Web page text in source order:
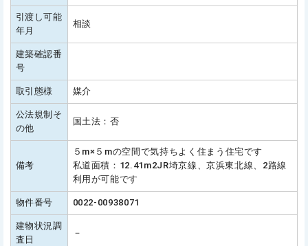
引渡し可能
年月
相談
建築確認番
号
取引態様 媒介
公法規制そ
の他
国土法：否
備考
５m×５mの空間で気持ちよく住まう住宅です
私道面積：12.41m2JR埼京線、京浜東北線、2路線
利用が可能です
物件番号 0022-00938071
建物状況調
査日
－